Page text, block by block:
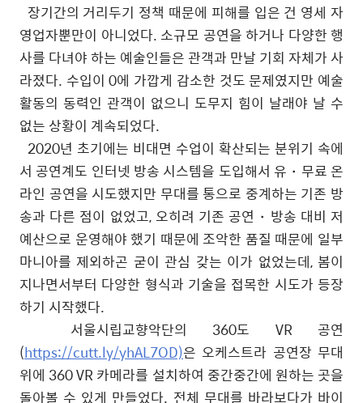
장기간의 거리두기 정책 때문에 피해를 입은 건 영세 자
영업자뿐만이 아니었다. 소규모 공연을 하거나 다양한 행
사를 다녀야 하는 예술인들은 관객과 만날 기회 자체가 사
라졌다. 수입이0에 가깝게 감소한 것도 문제였지만 예술
활동의 동력인 관객이 없으니 도무지 힘이 날래야 날 수
없는 상황이 계속되었다.
2020년 초기에는 비대면 수업이 확산되는 분위기 속에
서 공연계도 인터넷 방송 시스템을 도입해서 유 ・ 무료 온
라인 공연을 시도했지만 무대를 통으로 중계하는 기존 방
송과 다른 점이 없었고,오히려 기존 공연 ・ 방송 대비 저
예산으로 운영해야 했기 때문에 조악한 품질 때문에 일부
마니아를 제외하곤 굳이 관심 갖는 이가 없었는데,봄이
지나면서부터 다양한 형식과 기술을 접목한 시도가 등장
하기 시작했다.
서울시립교향악단의 360도 VR 공연
(https://cutt.ly/yhAL7OD)은 오케스트라 공연장 무대
위에 360 VR 카메라를 설치하여 중간중간에 원하는 곳을
돌아볼 수 있게 만들었다. 전체 무대를 바라보다가 바이